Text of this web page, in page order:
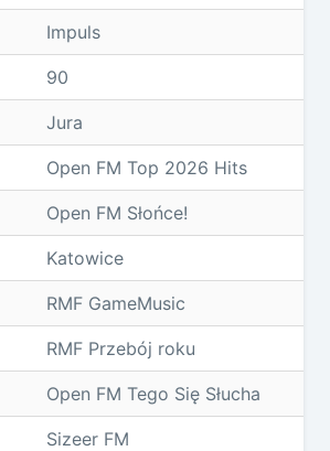
Impuls
90
Jura
Open FM Top 2026 Hits
Open FM Słońce!
Katowice
RMF GameMusic
RMF Przebój roku
Open FM Tego Się Słucha
Sizeer FM